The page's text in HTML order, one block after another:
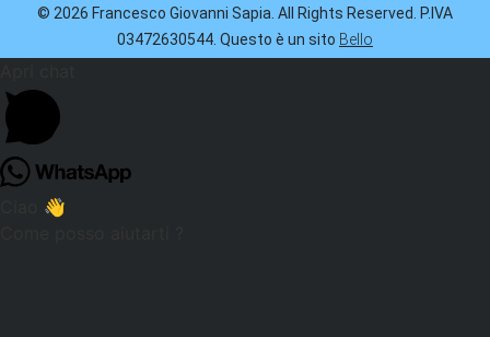
© 2026 Francesco Giovanni Sapia. All Rights Reserved. P.IVA
03472630544. Questo è un sito Bello
Ciao 👋